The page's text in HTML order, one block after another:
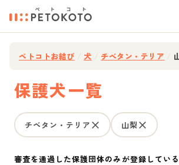
ペトコトお結び 犬 チベタン・テリア
保護犬一覧
チベタン・テリア 山梨
審査を通過した保護団体のみが登録してい